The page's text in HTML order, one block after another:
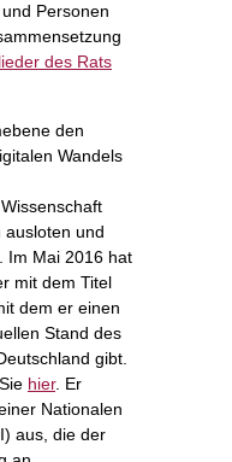
Personen
des Rats
den
Wandels
ausloten und
Im Mai 2016 hat
mit dem Titel
dem er einen
Stand des
gibt.
hier. Er
Nationalen
aus, die der